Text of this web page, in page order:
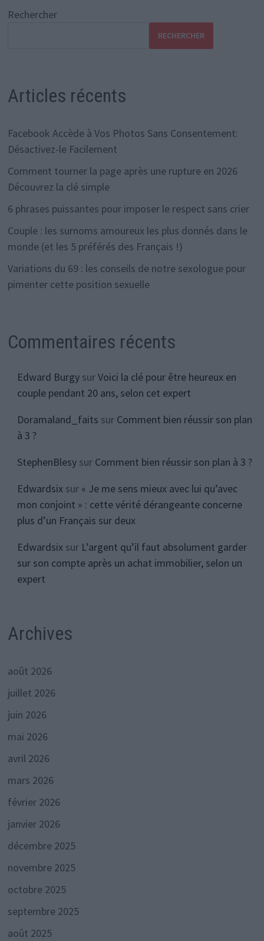
Rechercher
RECHERCHER
Articles récents
Facebook Accède à Vos Photos Sans Consentement:
Désactivez-le Facilement
Comment tourner la page après une rupture en 2026
Découvrez la clé simple
6 phrases puissantes pour imposer le respect sans crier
Couple : les surnoms amoureux les plus donnés dans le
monde (et les 5 préférés des Français !)
Variations du 69 : les conseils de notre sexologue pour
pimenter cette position sexuelle
Commentaires récents
Edward BurgysurVoici la clé pour être heureux en
couple pendant 20 ans, selon cet expert
Doramaland_faits sur Comment bien réussir son plan
à 3 ?
StephenBlesysur Comment bien réussir son plan à 3 ?
Edwardsixsur « Je me sens mieux avec lui qu’avec
mon conjoint » : cette vérité dérangeante concerne
plus d’un Français sur deux
Edwardsixsur L’argent qu’il faut absolument garder
sur son compte après un achat immobilier, selon un
expert
Archives
août 2026
juillet 2026
juin 2026
mai 2026
avril 2026
mars 2026
février 2026
janvier 2026
décembre 2025
novembre 2025
octobre 2025
septembre 2025
août 2025